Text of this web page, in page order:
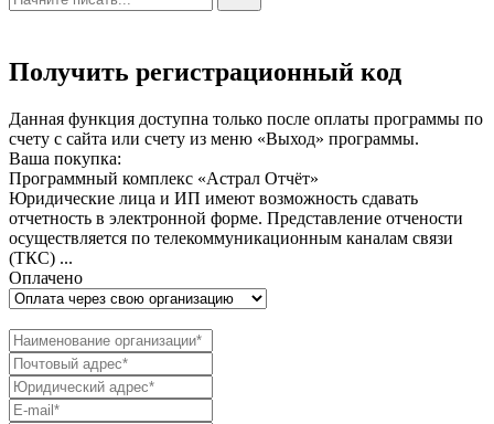
Получить регистрационный код
Данная функция доступна только после оплаты программы по
счету с сайта или счету из меню «Выход» программы.
Ваша покупка:
Программный комплекс «Астрал Отчёт»
Юридические лица и ИП имеют возможность сдавать
отчетность в электронной форме. Представление отчености
осуществляется по телекоммуникационным каналам связи
(ТКС) ...
Оплачено